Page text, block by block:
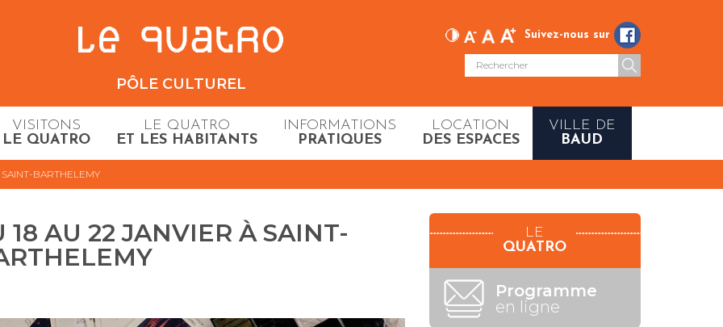
PÔLE CULTUREL
Suivez-nous sur
VISITONS
LE QUATRO
LE QUATRO
ET LES HABITANTS
INFORMATIONS
PRATIQUES
LOCATION
DES ESPACES
VILLE DE
BAUD
BARTHELEMY
18 AU 22 JANVIER À SAINT-
LE
QUATRO
Programme
en ligne